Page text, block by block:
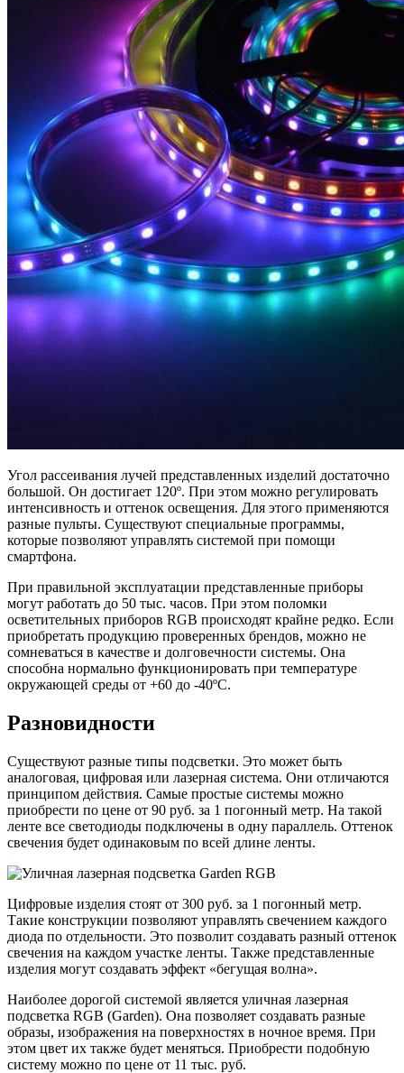
Угол рассеивания лучей представленных изделий достаточно
большой. Он достигает 120º. При этом можно регулировать
интенсивность и оттенок освещения. Для этого применяются
разные пульты. Существуют специальные программы,
которые позволяют управлять системой при помощи
смартфона.
При правильной эксплуатации представленные приборы
могут работать до 50 тыс. часов. При этом поломки
осветительных приборов RGB происходят крайне редко. Если
приобретать продукцию проверенных брендов, можно не
сомневаться в качестве и долговечности системы. Она
способна нормально функционировать при температуре
окружающей среды от +60 до -40ºС.
Разновидности
Существуют разные типы подсветки. Это может быть
аналоговая, цифровая или лазерная система. Они отличаются
принципом действия. Самые простые системы можно
приобрести по цене от 90 руб. за 1 погонный метр. На такой
ленте все светодиоды подключены в одну параллель. Оттенок
свечения будет одинаковым по всей длине ленты.
Цифровые изделия стоят от 300 руб. за 1 погонный метр.
Такие конструкции позволяют управлять свечением каждого
диода по отдельности. Это позволит создавать разный оттенок
свечения на каждом участке ленты. Также представленные
изделия могут создавать эффект «бегущая волна».
Наиболее дорогой системой является уличная лазерная
подсветка RGB (Garden). Она позволяет создавать разные
образы, изображения на поверхностях в ночное время. При
этом цвет их также будет меняться. Приобрести подобную
систему можно по цене от 11 тыс. руб.